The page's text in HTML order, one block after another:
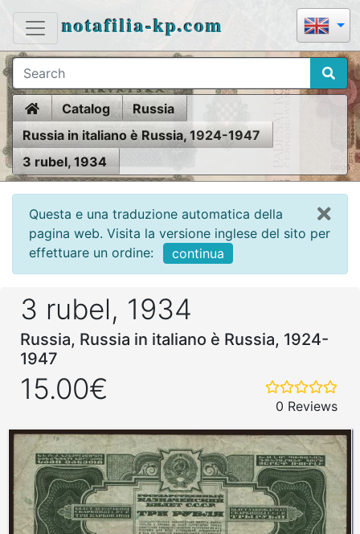
notafilia-kp.com
HomeCatalog
Russia
Russia in italiano è Russia, 1924-1947
3 rubel, 1934
Questa e una traduzione automatica della
pagina web. Visita la versione inglese del sito per
effettuare un ordine:
continua
3 rubel, 1934
Russia, Russia in italiano è Russia, 1924-
1947
15.00€
0 Reviews